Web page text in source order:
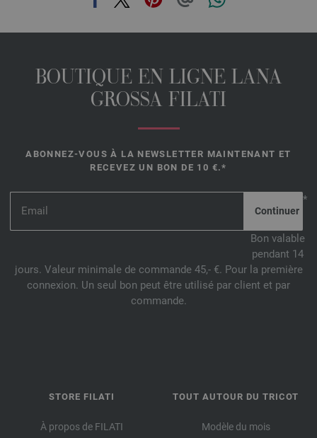
BOUTIQUE EN LIGNE LANA
GROSSA FILATI
ABONNEZ-VOUS À LA NEWSLETTER MAINTENANT ET
RECEVEZ UN BON DE 10 €.*
*
Bon valable
pendant 14
jours. Valeur minimale de commande 45,- €. Pour la première
connexion. Un seul bon peut être utilisé par client et par
commande.
STORE FILATI
À propos de FILATI
TOUT AUTOUR DU TRICOT
Modèle du mois